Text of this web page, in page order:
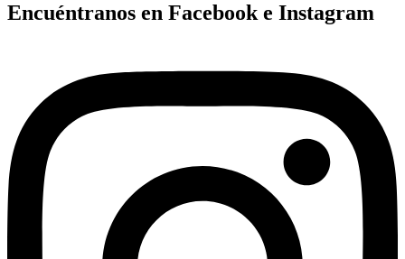
Encuéntranos en Facebook e Instagram